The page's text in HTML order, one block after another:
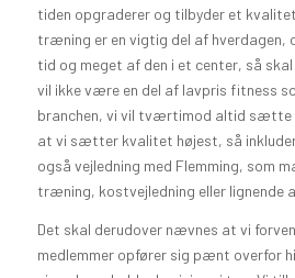
tiden opgraderer og tilbyder et
træning er en vigtig del af hverdagen,
tid og meget af den i et center, så
vil ikke være en del af lavpris fitness
branchen, vi vil tværtimod altid sætte
at vi sætter kvalitet højest, så
også vejledning med Flemming, som
træning, kostvejledning eller lignende
Det skal derudover nævnes at vi
medlemmer opfører sig pænt overfor